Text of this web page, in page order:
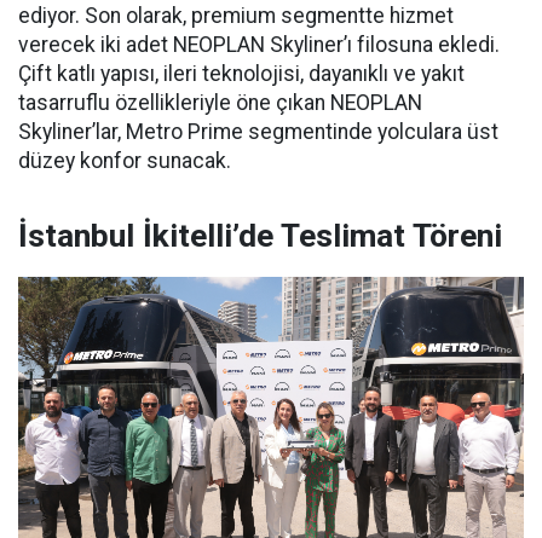
ediyor. Son olarak, premium segmentte hizmet
verecek iki adet NEOPLAN Skyliner’ı filosuna ekledi.
Çift katlı yapısı, ileri teknolojisi, dayanıklı ve yakıt
tasarruflu özellikleriyle öne çıkan NEOPLAN
Skyliner’lar, Metro Prime segmentinde yolculara üst
düzey konfor sunacak.
İstanbul İkitelli’de Teslimat Töreni